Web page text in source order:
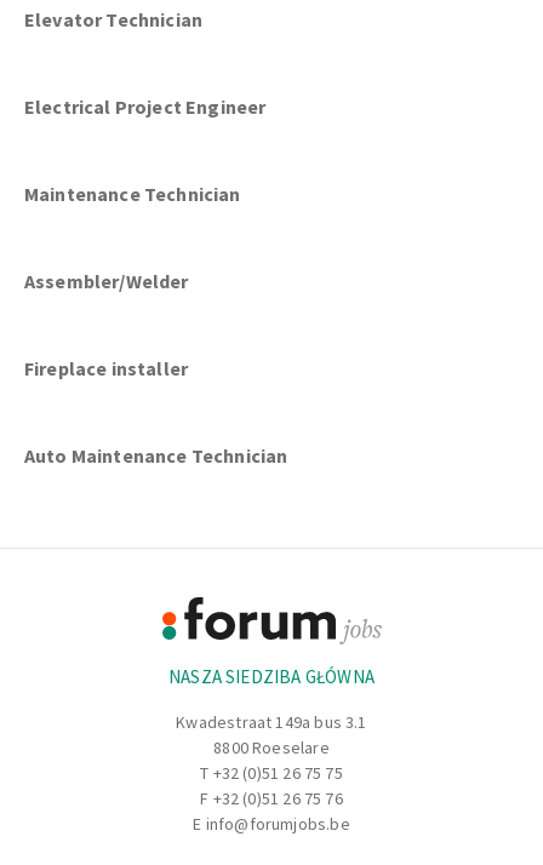
Elevator Technician
Electrical Project Engineer
Maintenance Technician
Assembler/Welder
Fireplace installer
Auto Maintenance Technician
NASZA SIEDZIBA GŁÓWNA
Kwadestraat 149a bus 3.1
8800 Roeselare
T +32 (0)51 26 75 75
F +32 (0)51 26 75 76
E info@forumjobs.be